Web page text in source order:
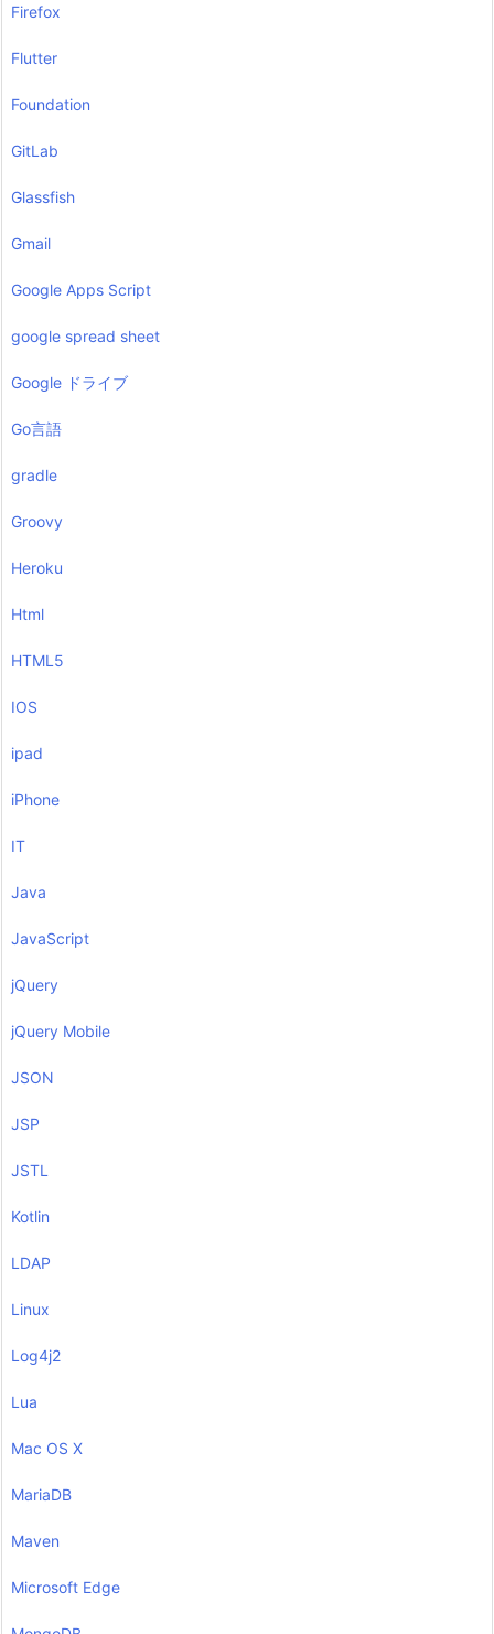
Firefox
Flutter
Foundation
GitLab
Glassfish
Gmail
Google Apps Script
google spread sheet
Google ドライブ
Go言語
gradle
Groovy
Heroku
Html
HTML5
IOS
ipad
iPhone
IT
Java
JavaScript
jQuery
jQuery Mobile
JSON
JSP
JSTL
Kotlin
LDAP
Linux
Log4j2
Lua
Mac OS X
MariaDB
Maven
Microsoft Edge